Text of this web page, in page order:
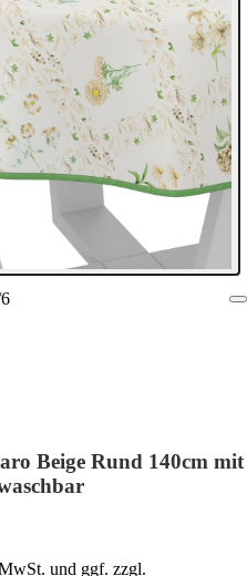
6
Beige Rund 140cm mit
und ggf. zzgl.